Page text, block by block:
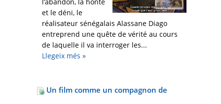
l’abandon, la honte
et le déni, le
réalisateur sénégalais Alassane Diago
entreprend une quête de vérité au cours
de laquelle il va interroger les...
Llegeix més »
Un film comme un compagnon de